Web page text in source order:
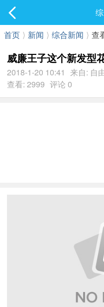
首页 ⟩ 新闻 ⟩ 综合新闻 ⟩ 查
威廉王子这个新发型
2018-1-20 10:41 来自: 自
查看: 2999 评论 0